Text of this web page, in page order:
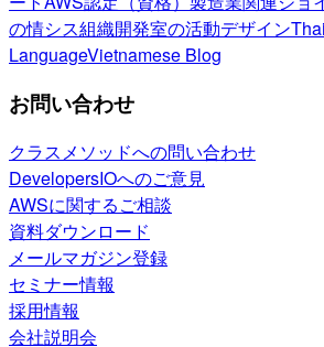
の情シス組織開発室の活動デザインThai
LanguageVietnamese Blog
お問い合わせ
クラスメソッドへの問い合わせ
DevelopersIOへのご意見
AWSに関するご相談
資料ダウンロード
メールマガジン登録
セミナー情報
採用情報
会社説明会